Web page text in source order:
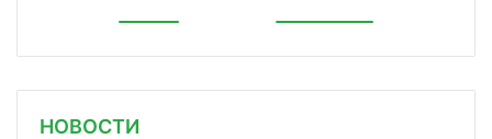
НОВОСТИ